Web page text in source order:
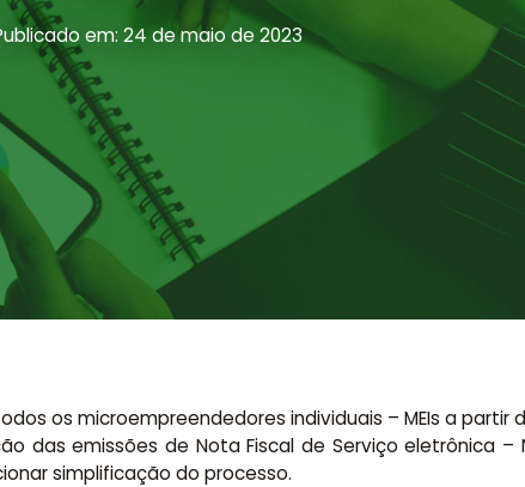
em: 24 de maio de 2023
os microempreendedores individuais – MEIs a partir
das emissões de Nota Fiscal de Serviço eletrônica –
simplificação do processo.